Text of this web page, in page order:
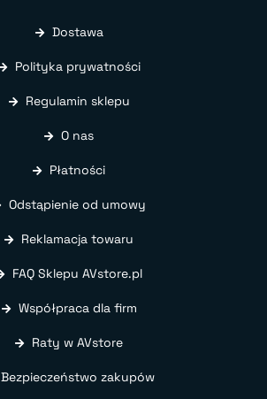
Dostawa
Polityka prywatności
Regulamin sklepu
O nas
Płatności
Odstąpienie od umowy
Reklamacja towaru
FAQ Sklepu AVstore.pl
Współpraca dla firm
Raty w AVstore
Bezpieczeństwo zakupów